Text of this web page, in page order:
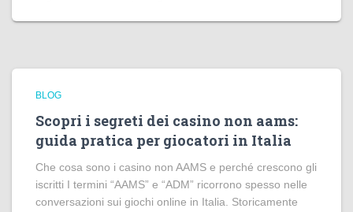
BLOG
Scopri i segreti dei casino non aams:
guida pratica per giocatori in Italia
Che cosa sono i casino non AAMS e perché crescono gli
iscritti I termini “AAMS” e “ADM” ricorrono spesso nelle
conversazioni sui giochi online in Italia. Storicamente